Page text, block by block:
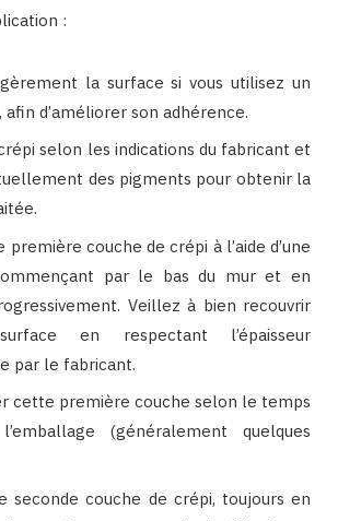
:
la surface si vous utilisez un
d’améliorer son adhérence.
selon les indications du fabricant et
des pigments pour obtenir la
première couche de crépi à l’aide d’une
par le bas du mur et en
Veillez à bien recouvrir
en respectant l’épaisseur
par le fabricant.
cette première couche selon le temps
(généralement quelques
seconde couche de crépi, toujours en